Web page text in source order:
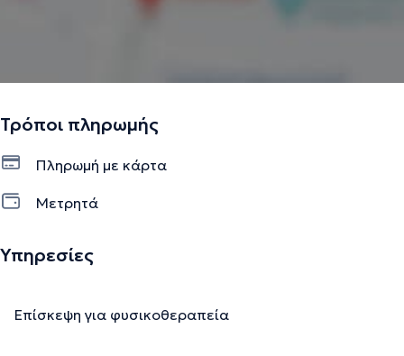
Τρόποι πληρωμής
Πληρωμή με κάρτα
Μετρητά
Υπηρεσίες
Επίσκεψη για φυσικοθεραπεία